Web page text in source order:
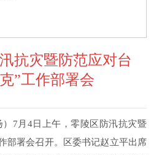
抗灾暨防范应对台
”工作部署会
7月4日上午，零陵区防汛抗灾暨
部署会召开。区委书记赵立平出席